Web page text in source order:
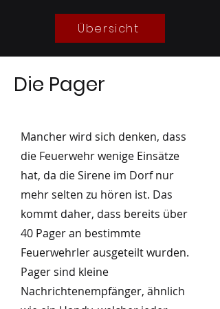
Übersicht
Die Pager
Mancher wird sich denken, dass
die Feuerwehr wenige Einsätze
hat, da die Sirene im Dorf nur
mehr selten zu hören ist. Das
kommt daher, dass bereits über
40 Pager an bestimmte
Feuerwehrler ausgeteilt wurden.
Pager sind kleine
Nachrichtenempfänger, ähnlich